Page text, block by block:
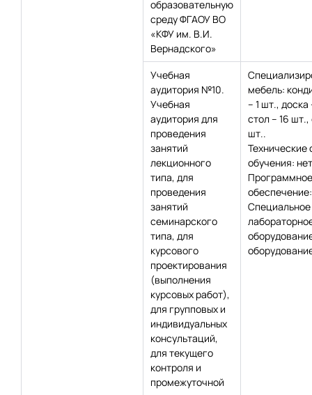
образовательную
среду ФГАОУ ВО
«КФУ им. В.И.
Вернадского»
Учебная
аудитория №10.
Учебная
аудитория для
проведения
занятий
лекционного
типа, для
проведения
занятий
семинарского
типа, для
курсового
проектирования
(выполнения
курсовых работ),
для групповых и
индивидуальных
консультаций,
для текущего
контроля и
промежуточной
мебель:
– 1 шт., доска
стол – 16 шт.,
шт..
Технические
обучения:
Программное
Специальное